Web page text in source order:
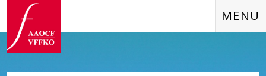
MENU